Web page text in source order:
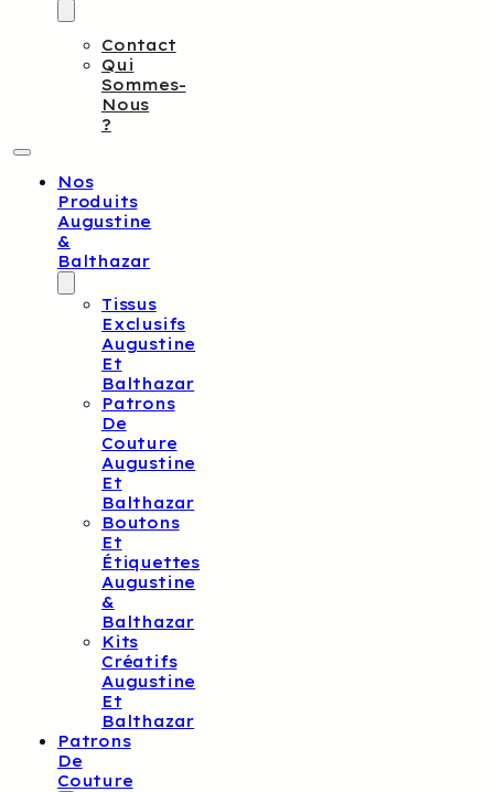
Contact
Qui
Sommes-
Nous
?
Nos
Produits
Augustine
&
Balthazar
Tissus
Exclusifs
Augustine
Et
Balthazar
Patrons
De
Couture
Augustine
Et
Balthazar
Boutons
Et
Étiquettes
Augustine
&
Balthazar
Kits
Créatifs
Augustine
Et
Balthazar
Patrons
De
Couture